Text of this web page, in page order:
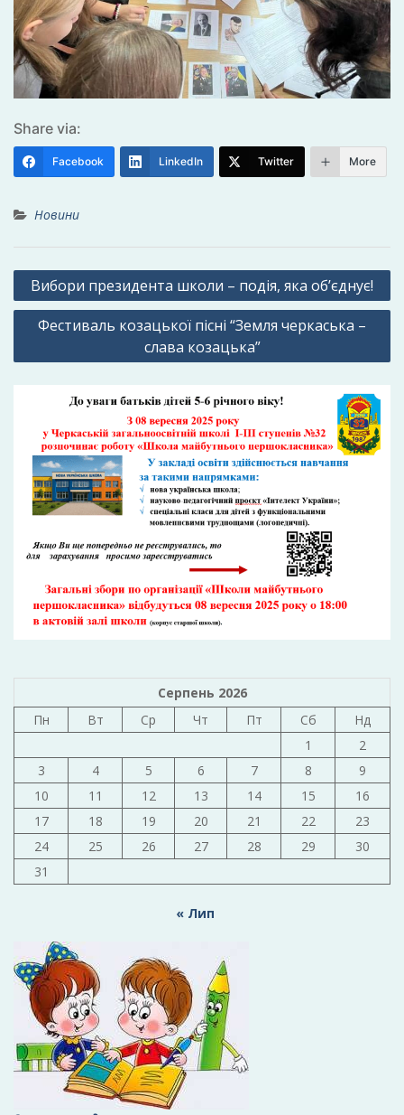
Share via:
Facebook LinkedIn Twitter More
Новини
Навігація
записів
Вибори президента школи – подія, яка об’єднує!
Фестиваль козацької пісні “Земля черкаська –
слава козацька”
Серпень 2026
Пн
Вт Ср Чт Пт Сб
Нд
1
2
3
4 5 6 7 8
9
10
11 12 13 14 15
16
17
18 19 20 21 22
23
24
25 26 27 28 29
30
31
« Лип